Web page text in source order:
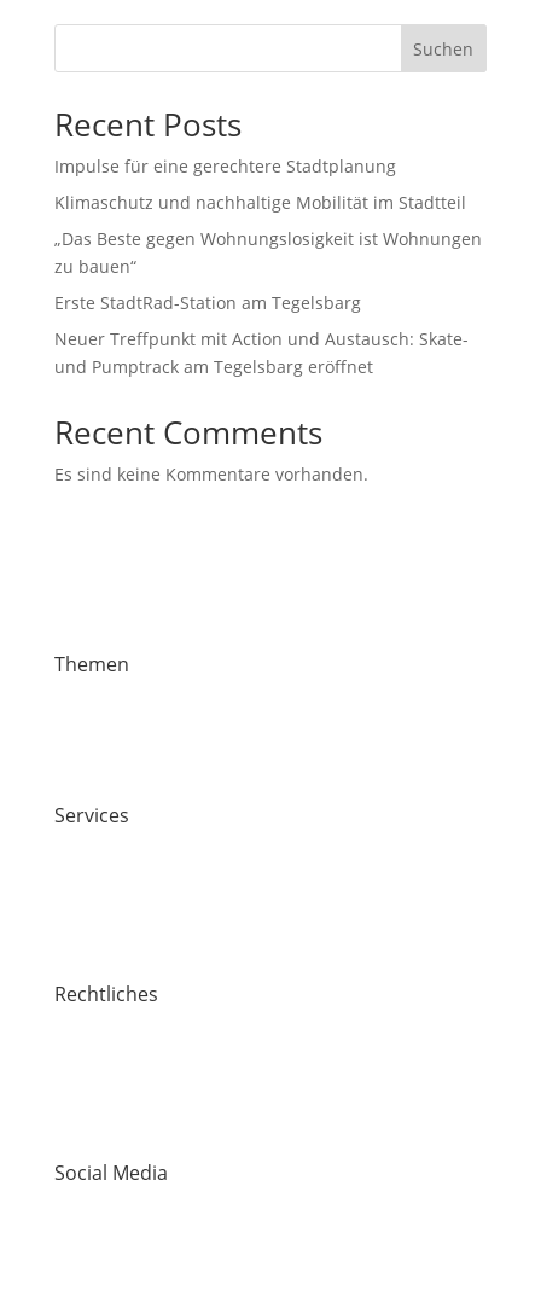
Suchen
Recent Posts
Impulse für eine gerechtere Stadtplanung
Klimaschutz und nachhaltige Mobilität im Stadtteil
„Das Beste gegen Wohnungslosigkeit ist Wohnungen
zu bauen“
Erste StadtRad-Station am Tegelsbarg
Neuer Treffpunkt mit Action und Austausch: Skate-
und Pumptrack am Tegelsbarg eröffnet
Recent Comments
Es sind keine Kommentare vorhanden.
Themen
Services
Rechtliches
Social Media